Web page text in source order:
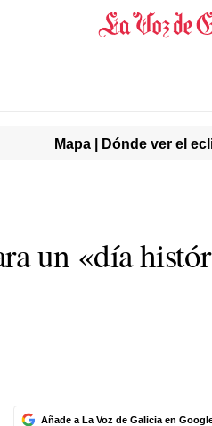
Mapa | Dónde ver el
un «día
Añade a La Voz de Galicia en